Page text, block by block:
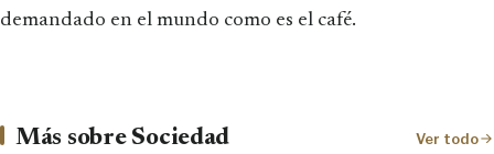
demandado en el mundo como es el café.
Más sobre Sociedad Ver todo